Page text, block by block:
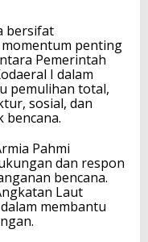
bersifat
penting
Pemerintah
I dalam
pemulihan total,
sosial, dan
bencana.
Pahmi
dan respon
bencana.
Laut
membantu